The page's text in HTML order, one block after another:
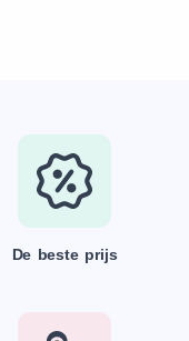
De beste prijs